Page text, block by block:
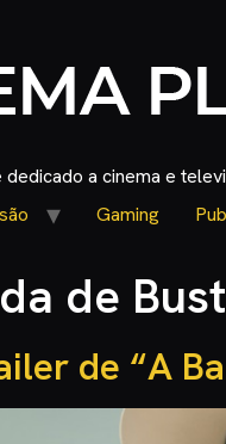
a cinema e
Gaming
de
de “A